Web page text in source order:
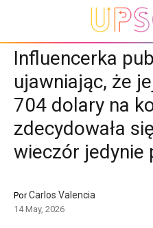
Influencerka
ujawniając, że
704 dolary na
zdecydowała
wieczór jedynie
PorCarlos Valencia
14 May, 2026